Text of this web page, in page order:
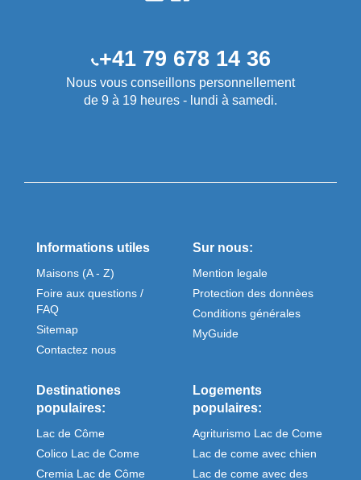
+41 79 678 14 36
Nous vous conseillons personnellement
de 9 à 19 heures - lundi à samedi.
Informations utiles
Maisons (A - Z)
Foire aux questions /
FAQ
Sitemap
Contactez nous
Sur nous:
Mention legale
Protection des donnèes
Conditions générales
MyGuide
Destinationes
populaires:
Lac de Côme
Colico Lac de Come
Cremia Lac de Côme
Logements
populaires:
Agriturismo Lac de Come
Lac de come avec chien
Lac de come avec des